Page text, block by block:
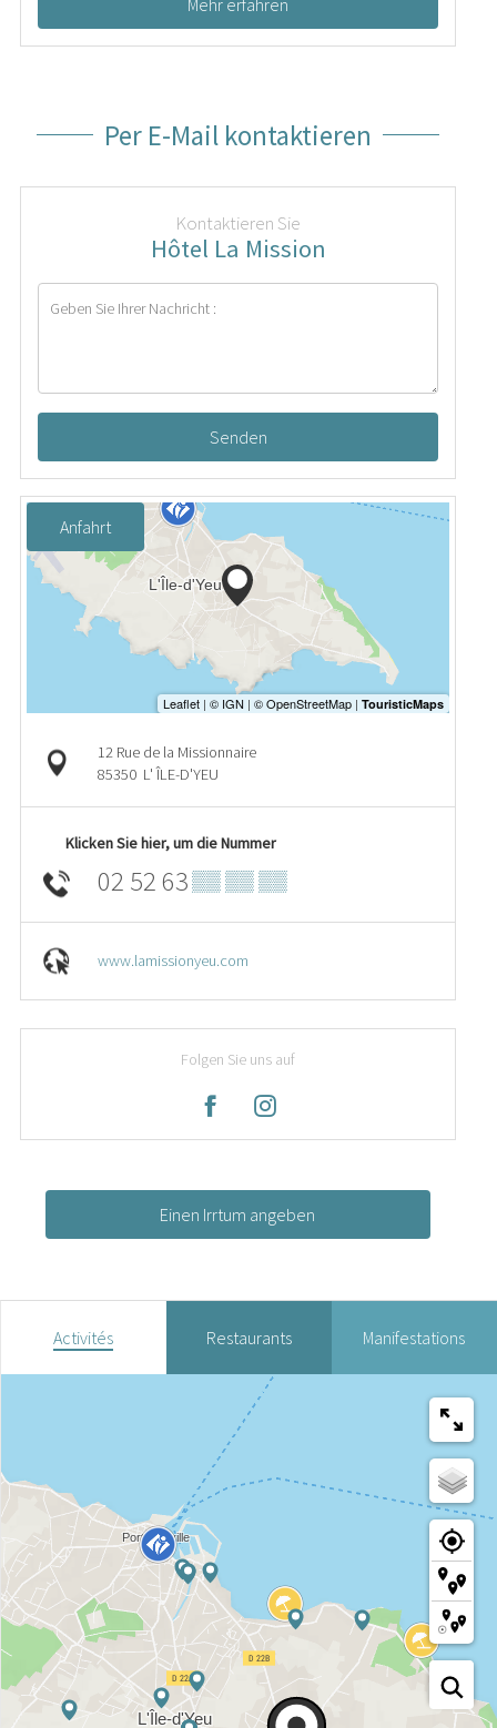
Per E-Mail kontaktieren
Kontaktieren Sie
Hôtel La Mission
Senden
Anfahrt
12 Rue de la Missionnaire
85350 L' ÎLE-D'YEU
Klicken Sie hier, um die Nummer
02 52 63▒▒ ▒▒ ▒▒
www.lamissionyeu.com
Folgen Sie uns auf
Einen Irrtum angeben
Activités Restaurants Manifestations